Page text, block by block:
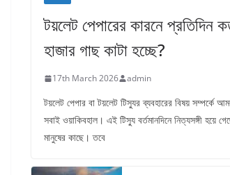
টয়লেট পেপারের কারনে প্রতিদিন
হাজার গাছ কাটা হচ্ছে?
17th March 2026 admin
টয়লেট পেপার বা টয়লেট টিস্যুর ব্যবহারের বিষয় সম্পর্কে
সবাই ওয়াকিবহাল। এই টিস্যু বর্তমানদিনে নিত্যসঙ্গী হয়ে
মানুষের কাছে। তবে